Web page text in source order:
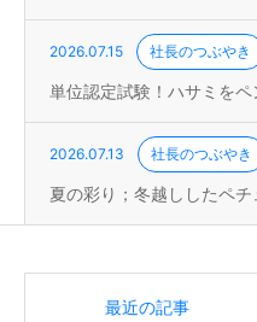
2026.07.15 社長のつぶやき
単位認定試験！ハサミをペ
2026.07.13 社長のつぶやき
夏の彩り；冬越ししたペチ
最近の記事